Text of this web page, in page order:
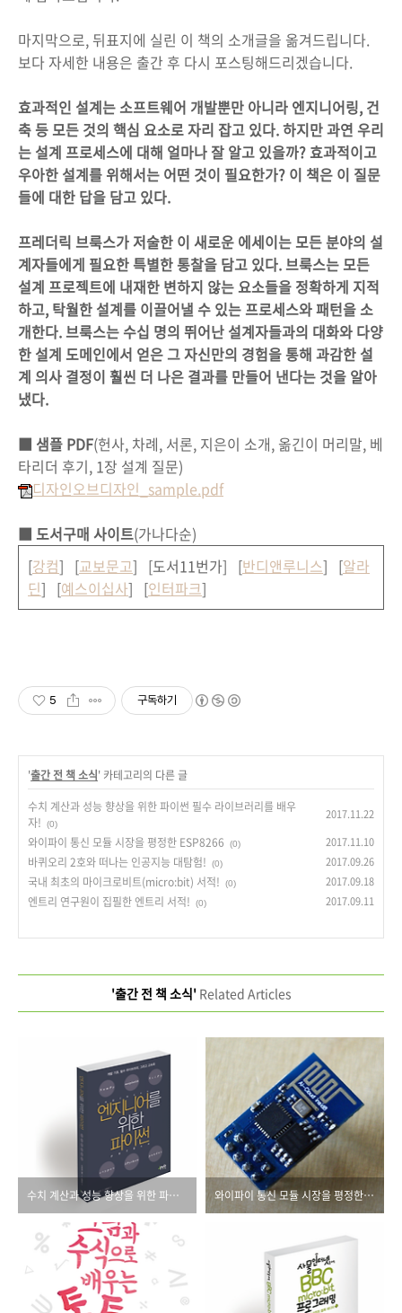
마지막으로, 뒤표지에 실린 이 책의 소개글을 옮겨드립니다.
보다 자세한 내용은 출간 후 다시 포스팅해드리겠습니다.
효과적인 설계는 소프트웨어 개발뿐만 아니라 엔지니어링, 건
축 등 모든 것의 핵심 요소로 자리 잡고 있다. 하지만 과연 우리
는 설계 프로세스에 대해 얼마나 잘 알고 있을까? 효과적이고
우아한 설계를 위해서는 어떤 것이 필요한가? 이 책은 이 질문
들에 대한 답을 담고 있다.
프레더릭 브룩스가 저술한 이 새로운 에세이는 모든 분야의 설
계자들에게 필요한 특별한 통찰을 담고 있다. 브룩스는 모든
설계 프로젝트에 내재한 변하지 않는 요소들을 정확하게 지적
하고, 탁월한 설계를 이끌어낼 수 있는 프로세스와 패턴을 소
개한다. 브룩스는 수십 명의 뛰어난 설계자들과의 대화와 다양
한 설계 도메인에서 얻은 그 자신만의 경험을 통해 과감한 설
계 의사 결정이 훨씬 더 나은 결과를 만들어 낸다는 것을 알아
냈다.
■ 샘플 PDF(헌사, 차례, 서론, 지은이 소개, 옮긴이 머리말, 베
타리더 후기, 1장 설계 질문)
디자인오브디자인_sample.pdf
■ 도서구매 사이트(가나다순)
[강컴] [교보문고] [도서11번가] [반디앤루니스] [알라
딘] [예스이십사] [인터파크]
5 구독하기
'출간 전 책 소식' 카테고리의 다른 글
수치 계산과 성능 향상을 위한 파이썬 필수 라이브러리를 배우
자!
(0)
2017.11.22
와이파이 통신 모듈 시장을 평정한 ESP8266 (0) 2017.11.10
바퀴오리 2호와 떠나는 인공지능 대탐험! (0) 2017.09.26
국내 최초의 마이크로비트(micro:bit) 서적! (0) 2017.09.18
엔트리 연구원이 집필한 엔트리 서적! (0) 2017.09.11
'출간 전 책 소식'Related Articles
수치 계산과 성능 향상을 위한 파이썬 필수 라이브러리를 배우자! 와이파이 통신 모듈 시장을 평정한 ESP8266